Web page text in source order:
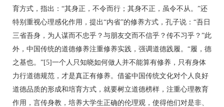
育方式，指出：“其身正，不令而行；其身不正，虽令不从。”还
特别重视心理感化作用，提出“内省”的修养方式，孔子说：“吾日
三省吾身，为人谋而不忠乎？与朋友交而不信乎？传不习乎？”此
外，中国传统的道德修养注重修养实践，强调道德践履。“履，德
之基也。”[5]一个人只知晓如何做人并不能算有修养，只有身体
力行道德规范，才是真正有修养。借鉴中国传统文化对个人良好
道德品质的形成和培育方式，就要树立道德榜样，注重心理教育
作用，言传身教，培养大学生正确的伦理观，使得他们对是非、